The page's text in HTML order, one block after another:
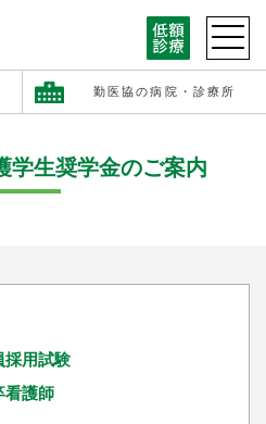
勤医協の病院・診療所
学生奨学金のご案内
用試験
護師